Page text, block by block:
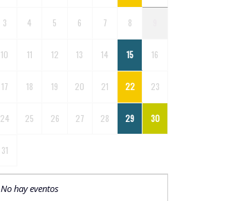
3 4 5 6 7 8
10 11 12 13 14 15 16
17 18 19 20 21 22 23
24 25 26 27 28 29 30
31
No hay eventos